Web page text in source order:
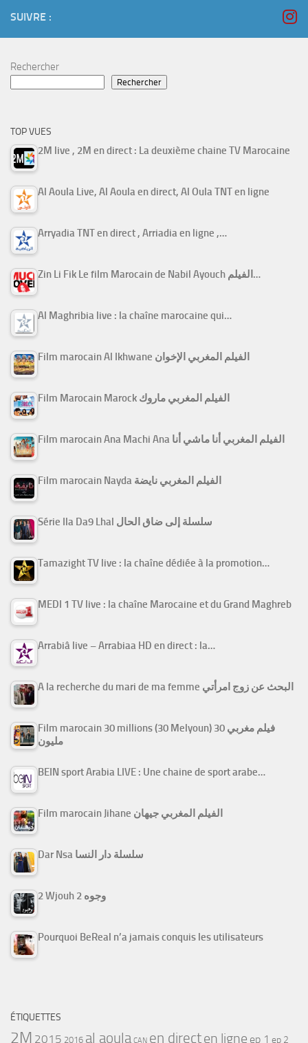
SUIVRE :
Rechercher
Rechercher
TOP VUES
2M live , 2M en direct : La deuxième chaine TV Marocaine
Al Aoula Live, Al Aoula en direct, Al Oula TNT en ligne
Arryadia TNT en direct , Arriadia en ligne ,…
Zin Li Fik Le film Marocain de Nabil Ayouch الفيلم…
Al Maghribia live : la chaîne marocaine qui…
Film marocain Al Ikhwane الفيلم المغربي الإخوان
Film Marocain Marock الفيلم المغربي ماروك
Film marocain Ana Machi Ana الفيلم المغربي أنا ماشي أنا
Film marocain Nayda الفيلم المغربي نايضة
Série Ila Da9 Lhal سلسلة إلى ضاق الحال
Tamazight TV live : la chaîne dédiée à la promotion…
MEDI 1 TV live : la chaîne Marocaine et du Grand Maghreb
Arrabiâ live – Arrabiaa HD en direct : la…
A la recherche du mari de ma femme البحث عن زوج امرأتي
Film marocain 30 millions (30 Melyoun) فيلم مغربي 30
مليون
BEIN sport Arabia LIVE : Une chaine de sport arabe…
Film marocain Jihane الفيلم المغربي جيهان
Dar Nsa سلسلة دار النسا
2 Wjouh 2 وجوه
Pourquoi BeReal n’a jamais conquis les utilisateurs
ÉTIQUETTES
2M 2015 2016 al aoula CAN en directen ligne ep 1 ep 2